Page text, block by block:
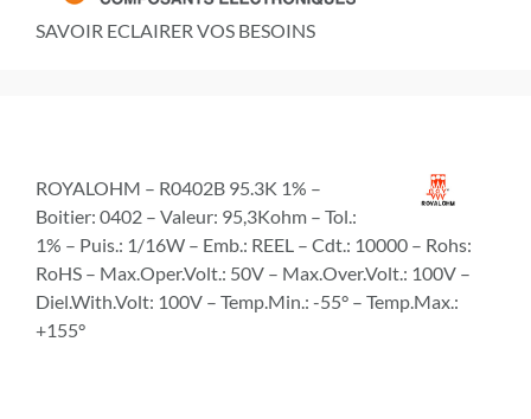
SAVOIR ECLAIRER VOS BESOINS
ROYALOHM – R0402B 95.3K 1% –
Boitier: 0402 – Valeur: 95,3Kohm – Tol.:
1% – Puis.: 1/16W – Emb.: REEL – Cdt.: 10000 – Rohs:
RoHS – Max.Oper.Volt.: 50V – Max.Over.Volt.: 100V –
Diel.With.Volt: 100V – Temp.Min.: -55° – Temp.Max.:
+155°